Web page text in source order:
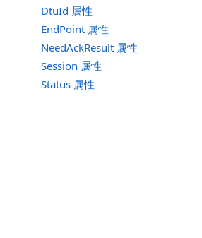
DtuId 属性
EndPoint 属性
NeedAckResult 属性
Session 属性
Status 属性